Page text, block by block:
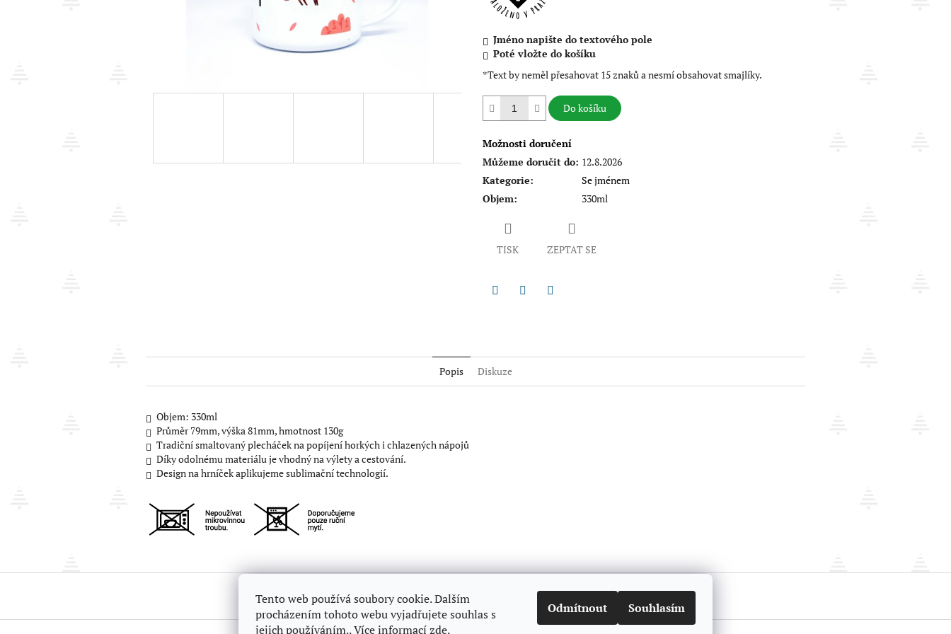
Tento web používá soubory cookie. Dalším
procházením tohoto webu vyjadřujete souhlas s
jejich používáním.. Více informacízde.
Odmítnout Souhlasím
Jméno napište do textového pole
Poté vložte do košíku
*Text by neměl přesahovat 15 znaků a nesmí obsahovat smajlíky.
Do košíku
Možnosti doručení
Můžeme doručit do: 12.8.2026
Kategorie:
Se jménem
Objem: 330ml
TISK ZEPTAT SE
Popis Diskuze
Objem: 330ml
Průměr 79mm, výška 81mm, hmotnost 130g
Tradiční smaltovaný plecháček na popíjení horkých i chlazených nápojů
Díky odolnému materiálu je vhodný na výlety a cestování.
Design na hrníček aplikujeme sublimační technologií.
Z
a
Informace pro zákazníky Obchodní podmínky Podmínky ochrany osobních údajů Galerie